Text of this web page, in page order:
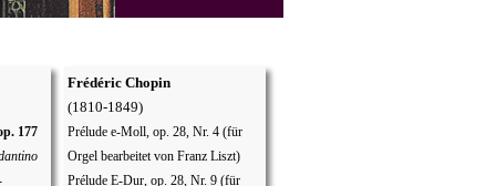
177
Frédéric Chopin
(1810-1849)
Prélude e-Moll, op. 28, Nr. 4 (für
Orgel bearbeitet von Franz Liszt)
Prélude E-Dur, op. 28, Nr. 9 (für